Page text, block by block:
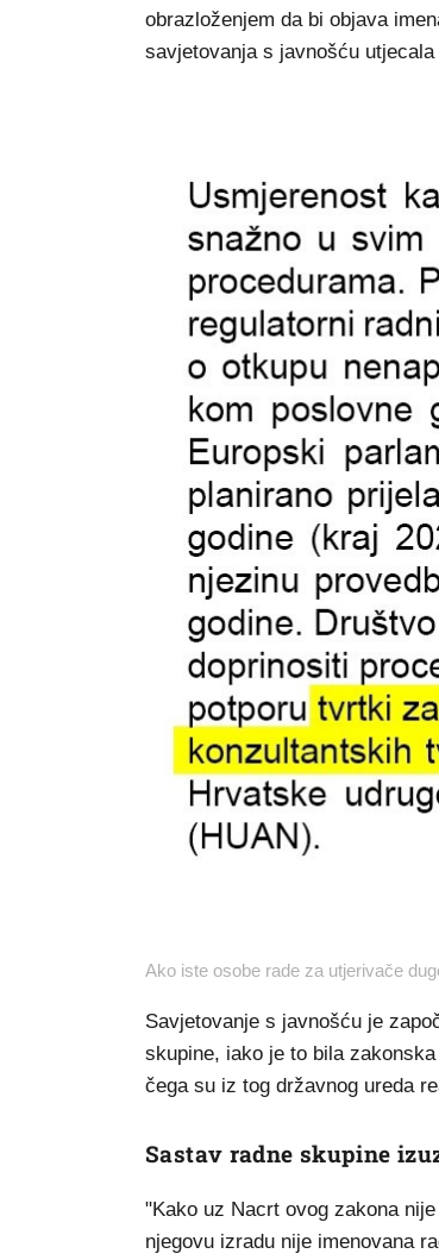
obrazloženjem da bi objava
savjetovanja s javnošću
Ako iste osobe rade za utjerivače
Savjetovanje s javnošću je
skupine, iako je to bila
čega su iz tog državnog ureda
Sastav radne skupine
"Kako uz Nacrt ovog zakona
njegovu izradu nije imenovana